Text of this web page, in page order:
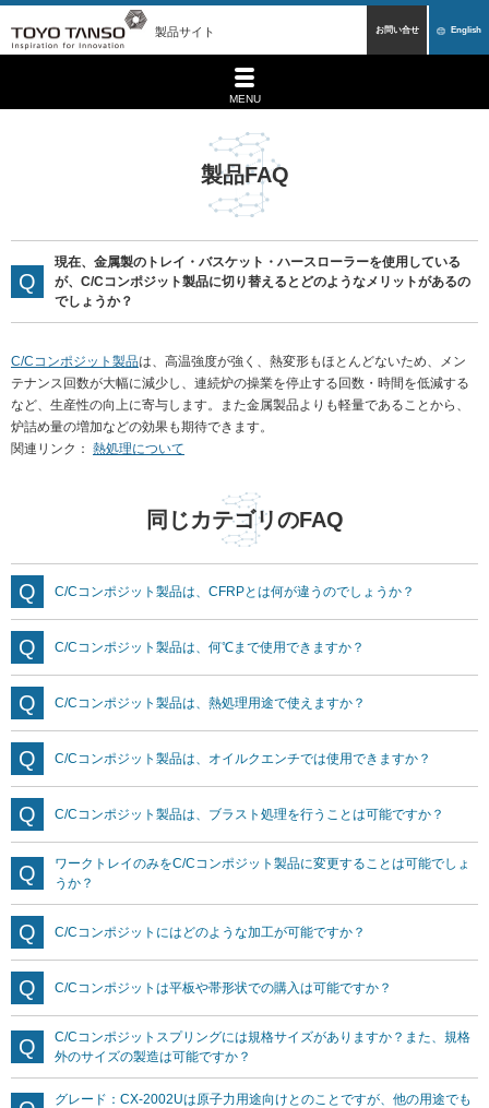
製品サイト お問い合せ English
MENU
製品FAQ
現在、金属製のトレイ・バスケット・ハースローラーを使用している
が、C/Cコンポジット製品に切り替えるとどのようなメリットがあるの
でしょうか？
C/Cコンポジット製品は、高温強度が強く、熱変形もほとんどないため、メン
テナンス回数が大幅に減少し、連続炉の操業を停止する回数・時間を低減する
など、生産性の向上に寄与します。また金属製品よりも軽量であることから、
炉詰め量の増加などの効果も期待できます。
関連リンク ： 熱処理について
同じカテゴリのFAQ
C/Cコンポジット製品は、CFRPとは何が違うのでしょうか？
C/Cコンポジット製品は、何℃まで使用できますか？
C/Cコンポジット製品は、熱処理用途で使えますか？
C/Cコンポジット製品は、オイルクエンチでは使用できますか？
C/Cコンポジット製品は、ブラスト処理を行うことは可能ですか？
ワークトレイのみをC/Cコンポジット製品に変更することは可能でしょ
うか？
C/Cコンポジットにはどのような加工が可能ですか？
C/Cコンポジットは平板や帯形状での購入は可能ですか？
C/Cコンポジットスプリングには規格サイズがありますか？また、規格
外のサイズの製造は可能ですか？
グレード：CX-2002Uは原子力用途向けとのことですが、他の用途でも